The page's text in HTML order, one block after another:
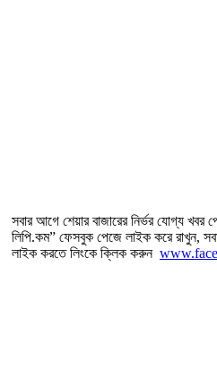
সবার আগে শেয়ার বাজারের নির্ভর যোগ্য
লিপি.কম” ফেসবুক পেজে লাইক করে রাখুন,
লাইক করতে লিংকে ক্লিক করুন